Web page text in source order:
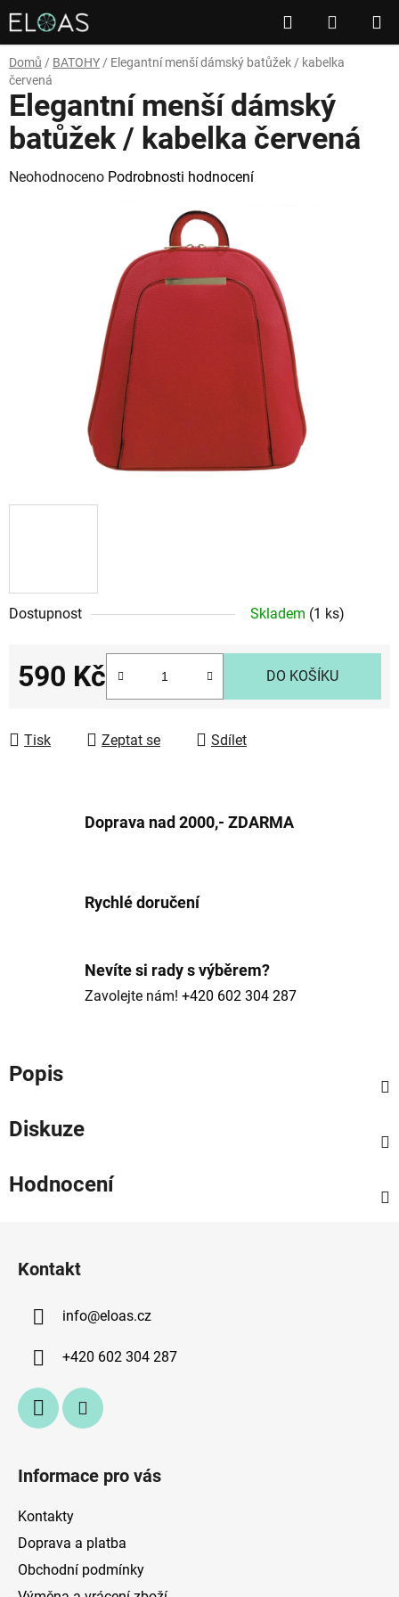
Přejít
na
obsah
Hledat
KOŠÍK
Domů / BATOHY / Elegantní menší dámský batůžek / kabelka
červená
Dostupnost Skladem (1 ks)
590 Kč DO KOŠÍKU
Tisk Zeptat se Sdílet
Elegantní menší dámský
batůžek / kabelka červená
Průměrné
Neohodnoceno Podrobnosti hodnocení
Doprava nad 2000,- ZDARMA
Rychlé doručení
Nevíte si rady s výběrem?
Zavolejte nám! +420 602 304 287
Popis
Diskuze
Hodnocení
Kontakt
info@eloas.cz
+420 602 304 287
Informace pro vás
Kontakty
Doprava a platba
Obchodní podmínky